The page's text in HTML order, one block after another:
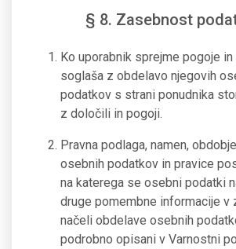
§ 8. Zasebnost
Ko uporabnik sprejme pogoje
soglaša z obdelavo njegovih
podatkov s strani ponudnika
z določili in pogoji.
Pravna podlaga, namen,
osebnih podatkov in pravice
na katerega se osebni podatki
druge pomembne informacije v
načeli obdelave osebnih
podrobno opisani v Varnostni